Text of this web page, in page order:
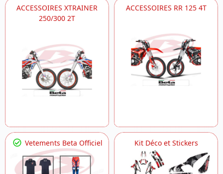
ACCESSOIRES XTRAINER
250/300 2T
ACCESSOIRES RR 125 4T
Vetements Beta Officiel Kit Déco et Stickers